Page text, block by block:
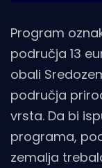
Program
područja 13
obali
područja
vrsta. Da bi
programa,
zemalja